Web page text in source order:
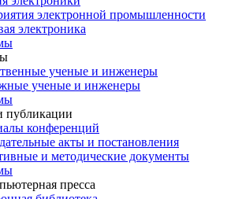
электронной промышленности
электроника
ученые и инженеры
ученые и инженеры
публикации
конференций
акты и постановления
и методические документы
пресса